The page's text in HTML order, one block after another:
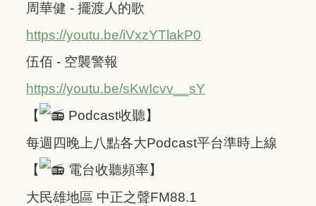
周華健 - 擺渡人的歌
https://youtu.be/iVxzYTlakP0
伍佰 - 空襲警報
https://youtu.be/sKwIcvv__sY
【
Podcast收聽】
每週四晚上八點各大Podcast平台準時上線
【
電台收聽頻率】
大民雄地區 中正之聲FM88.1